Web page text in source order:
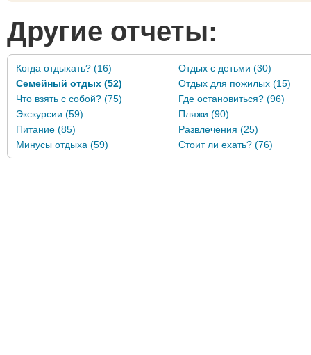
Другие отчеты:
Когда отдыхать? (16)
Отдых с детьми (30)
Семейный отдых (52)
Отдых для пожилых (15)
Что взять с собой? (75)
Где остановиться? (96)
Экскурсии (59)
Пляжи (90)
Питание (85)
Развлечения (25)
Минусы отдыха (59)
Стоит ли ехать? (76)